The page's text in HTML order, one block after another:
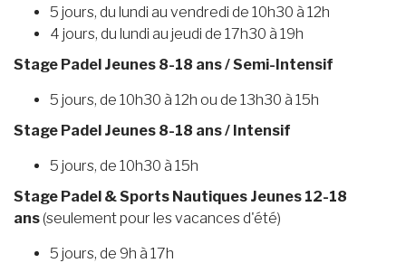
5 jours, du lundi au vendredi de 10h30 à 12h
4 jours, du lundi au jeudi de 17h30 à 19h
Stage Padel Jeunes 8-18 ans / Semi-Intensif
5 jours, de 10h30 à 12h ou de 13h30 à 15h
Stage Padel Jeunes 8-18 ans / Intensif
5 jours, de 10h30 à 15h
Stage Padel & Sports Nautiques Jeunes 12-18
ans(seulement pour les vacances d'été)
5 jours, de 9h à 17h